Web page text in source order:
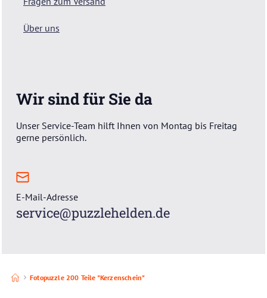
Über uns
Wir sind für Sie da
Unser Service-Team hilft Ihnen von Montag bis Freitag
gerne persönlich.
E-Mail-Adresse
service@puzzlehelden.de
Fotopuzzle 200 Teile "Kerzenschein"